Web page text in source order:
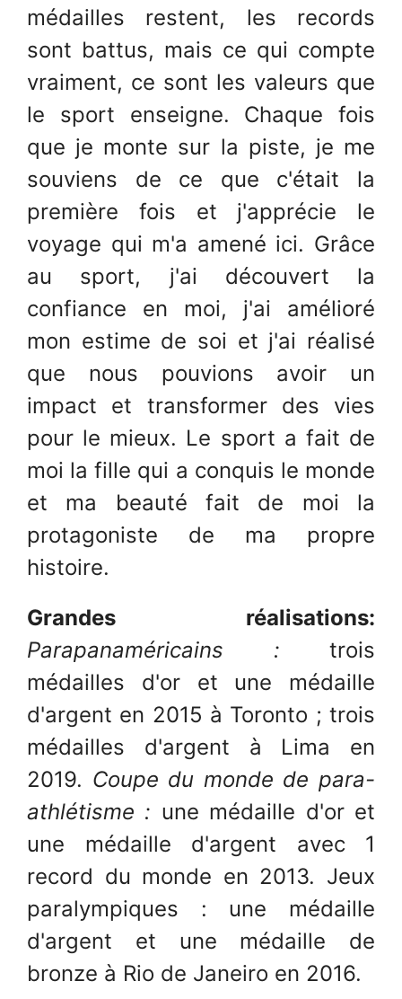
médailles restent, les records
sont battus, mais ce qui compte
vraiment, ce sont les valeurs que
le sport enseigne. Chaque fois
que je monte sur la piste, je me
souviens de ce que c'était la
première fois et j'apprécie le
voyage qui m'a amené ici. Grâce
au sport, j'ai découvert la
confiance en moi, j'ai amélioré
mon estime de soi et j'ai réalisé
que nous pouvions avoir un
impact et transformer des vies
pour le mieux. Le sport a fait de
moi la fille qui a conquis le monde
et ma beauté fait de moi la
protagoniste de ma propre
histoire.
Grandes réalisations:
Parapanaméricains : trois
médailles d'or et une médaille
d'argent en 2015 à Toronto ; trois
médailles d'argent à Lima en
2019. Coupe du monde de para-
athlétisme : une médaille d'or et
une médaille d'argent avec 1
record du monde en 2013. Jeux
paralympiques : une médaille
d'argent et une médaille de
bronze à Rio de Janeiro en 2016.